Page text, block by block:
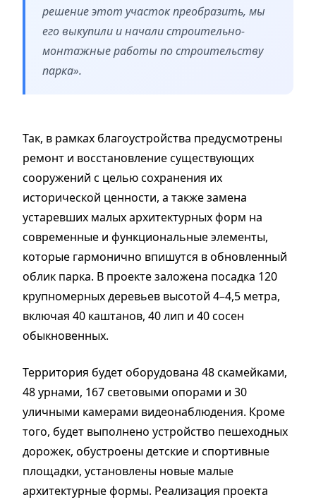
решение этот участок преобразить, мы
его выкупили и начали строительно-
монтажные работы по строительству
парка».
Так, в рамках благоустройства предусмотрены
ремонт и восстановление существующих
сооружений с целью сохранения их
исторической ценности, а также замена
устаревших малых архитектурных форм на
современные и функциональные элементы,
которые гармонично впишутся в обновленный
облик парка. В проекте заложена посадка 120
крупномерных деревьев высотой 4–4,5 метра,
включая 40 каштанов, 40 лип и 40 сосен
обыкновенных.
Территория будет оборудована 48 скамейками,
48 урнами, 167 световыми опорами и 30
уличными камерами видеонаблюдения. Кроме
того, будет выполнено устройство пешеходных
дорожек, обустроены детские и спортивные
площадки, установлены новые малые
архитектурные формы. Реализация проекта